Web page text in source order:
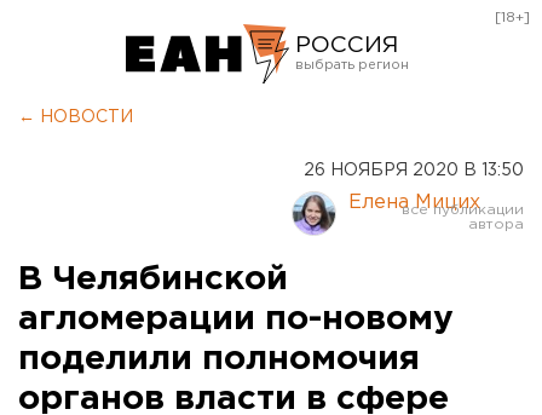
РОССИЯ
Курган
Оренбург
[18+]
← НОВОСТИ
26 НОЯБРЯ 2020 В 13:50
Елена Мицих
В Челябинской
агломерации по-новому
поделили полномочия
органов власти в сфере